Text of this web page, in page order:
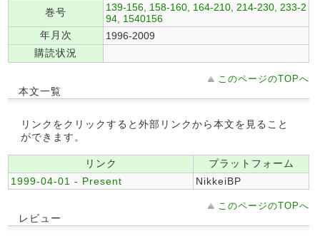
巻号
139-156, 158-160, 164-210, 214-230, 233-2
94, 1540156
年月次
1996-2009
購読状況
このページのTOPへ
本文一覧
リンクをクリックすると外部リンクから本文を見ること
ができます。
リンク
プラットフォーム
1999-04-01 - Present
NikkeiBP
このページのTOPへ
レビュー